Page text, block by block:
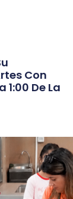
Con
1:00 De La